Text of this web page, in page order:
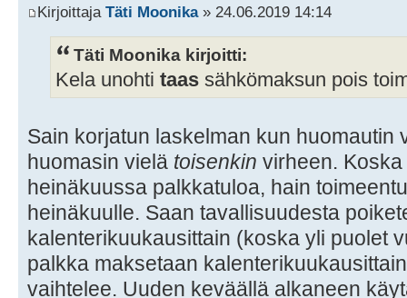
Kirjoittaja Täti Moonika» 24.06.2019 14:14
Täti Moonika kirjoitti:
Kela unohti taas sähkömaksun pois
Sain korjatun laskelman kun huomautin
huomasin vielä toisenkin virheen.
heinäkuussa palkkatuloa, hain
heinäkuulle. Saan tavallisuudesta
kalenterikuukausittain (koska yli puolet
palkka maksetaan
vaihtelee. Uuden keväällä alkaneen